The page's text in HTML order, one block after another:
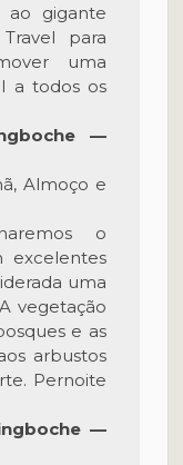
ao gigante
para
uma
a todos os
—
Almoço e
o
excelentes
uma
vegetação
e as
arbustos
Pernoite
—